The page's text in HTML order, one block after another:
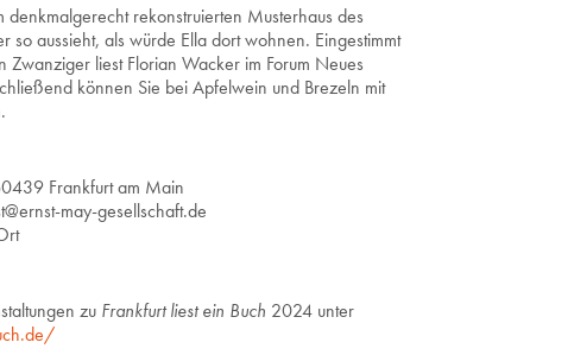
denkmalgerecht rekonstruierten Musterhaus des
so aussieht, als würde Ella dort wohnen. Eingestimmt
liest Florian Wacker im Forum Neues
können Sie bei Apfelwein und Brezeln mit
Frankfurt am Main
may-gesellschaft.de
zu Frankfurt liest ein Buch 2024 unter